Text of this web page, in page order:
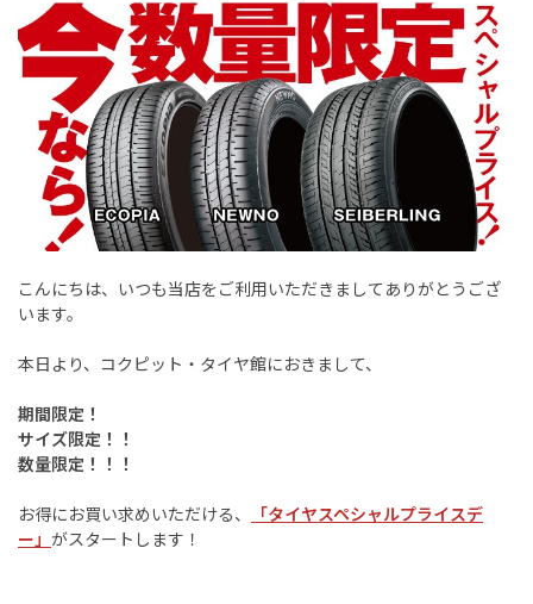
こんにちは、いつも当店をご利用いただきましてありがとうござ
います。
本日より、コクピット・タイヤ館におきまして、
期間限定！
サイズ限定！！
数量限定！！！
お得にお買い求めいただける、
「タイヤスペシャルプライスデ
ー」 がスタートします！